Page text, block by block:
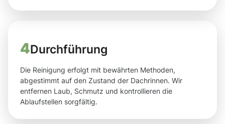
4Durchführung
Die Reinigung erfolgt mit bewährten Methoden,
abgestimmt auf den Zustand der Dachrinnen. Wir
entfernen Laub, Schmutz und kontrollieren die
Ablaufstellen sorgfältig.